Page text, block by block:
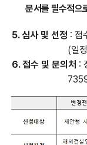
문서를 필수적으
5.심사 및 선정 : 접
(일
6.접수 및 문의처 :